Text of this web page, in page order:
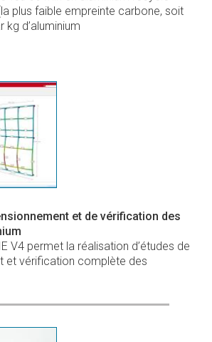
plus faible empreinte carbone, soit
kg d’aluminium
et de vérification des
V4 permet la réalisation d’études de
et vérification complète des